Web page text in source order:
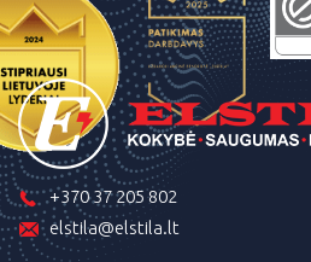
+370 37 205 802
elstila@elstila.lt